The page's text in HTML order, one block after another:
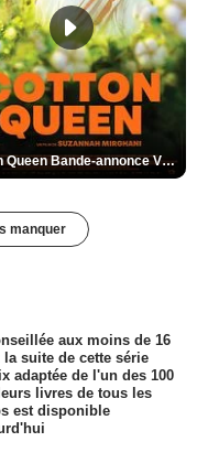
Cotton Queen Bande-annonce VO STFR
manquer
aux moins de 16
la suite de cette série
adaptée de l'un des 100
livres de tous les
est disponible